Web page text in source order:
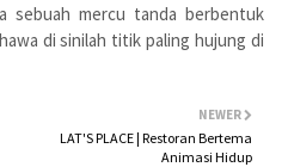
sebuah mercu tanda berbentuk
di sinilah titik paling hujung di
NEWER
LAT'S PLACE | Restoran Bertema
Animasi Hidup